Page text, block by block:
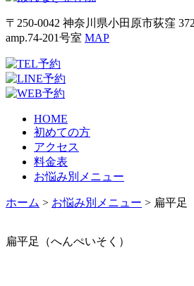
〒250-0042 神奈川県小田原市荻窪
amp.74-201号室 MAP
HOME
初めての方
アクセス
料金表
お悩み別メニュー
ホーム > お悩み別メニュー > 扁平足
扁平足（へんぺいそく）